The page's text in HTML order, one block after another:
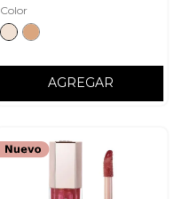
Color
AGREGAR